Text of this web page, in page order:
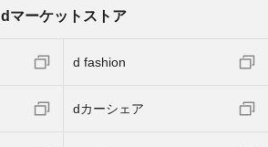
dマーケットストア
d fashion
dカーシェア